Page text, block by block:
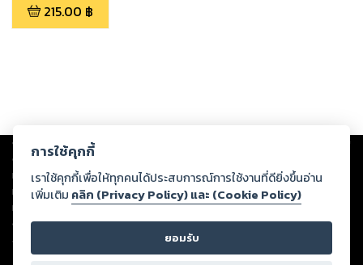
215.00 ฿
Copyright © 2026
ต่อผลงานหรือเนื้อหาใดที่อัปโหลดผ่านเว็บไซต์และปรากฏว่าละเมิดสิทธิใน
ทรัพย์สินทางปัญญาของบุคคลอื่นหรือขัดต่อกฎหมายและศีลธรรม ดังนั้น ผู้อ่าน
ทุกท่านโปรดใช้วิจารณญาณในการกลั่นกรองด้วยตนเอง และหากท่านพบว่าส่วน
หนึ่งส่วนใดขัดต่อกฎหมายและศีลธรรม กรุณาแจ้งมายังบริษัท เพื่อทีมงานจะได้
ดำเนินการในทันที ทั้งนี้ ทางสตอรี่ล็อกขอสงวนลิขสิทธิ์ตามพระราชบัญญัติ
ลิขสิทธิ์ พ.ศ. 2537 (ฉบับล่าสุด)
การใช้คุกกี้
เราใช้คุกกี้เพื่อให้ทุกคนได้ประสบการณ์การใช้งานที่ดียิ่งขึ้นอ่าน
เพิ่มเติม คลิก (Privacy Policy) และ (Cookie Policy)
ยอมรับ